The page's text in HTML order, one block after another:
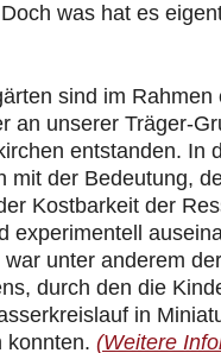
was hat es
sind im Rahmen
an unserer Träger-
entstanden. In
mit der Bedeutung,
Kostbarkeit der
experimentell
war unter anderem
durch den die
in
konnten. (Weitere